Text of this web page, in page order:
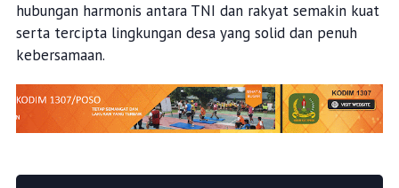
hubungan harmonis antara TNI dan rakyat semakin kuat
serta tercipta lingkungan desa yang solid dan penuh
kebersamaan.